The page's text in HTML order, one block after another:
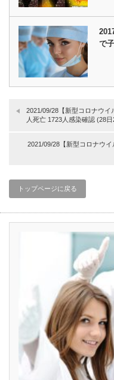
で
2021/09/28【新型コロナウ
人死亡 1723人感染確認 (28日
2021/09/28【新型コロナウ
トップページに戻る